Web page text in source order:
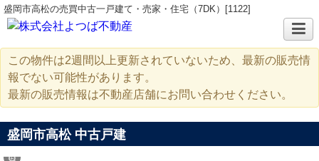
盛岡市高松の売買中古一戸建て・売家・住宅（7DK）[1122]
この物件は2週間以上更新されていないため、最新の販売情
報でない可能性があります。
最新の販売情報は不動産店舗にお問い合わせください。
盛岡市高松 中古戸建